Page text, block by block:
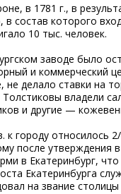
в 1781 г., в
состав которого
10 тыс. человек.
заводе было
и коммерческий
не делало ставки на
владели
и другие —
к городу относилось
после утверждения
в Екатеринбург,
Екатеринбурга
на звание столицы